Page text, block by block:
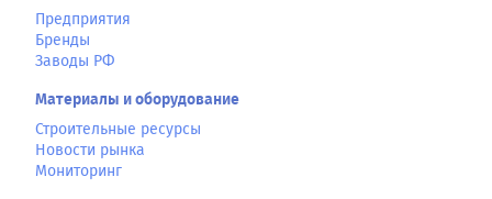
Предприятия
Бренды
Заводы РФ
Материалы и оборудование
Строительные ресурсы
Новости рынка
Мониторинг